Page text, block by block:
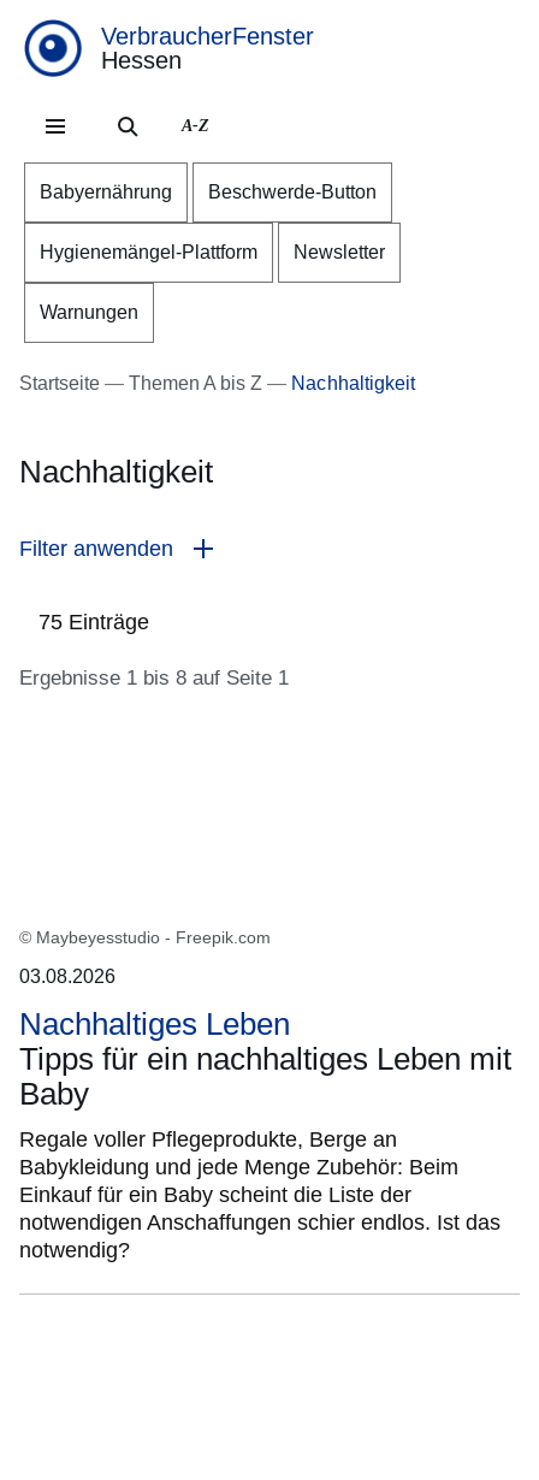
VerbraucherFenster
Hessen
A-Z
Babyernährung Beschwerde-Button
Hygienemängel-Plattform Newsletter
Warnungen
Startseite Themen A bis Z Nachhaltigkeit
Nachhaltigkeit
Filter anwenden
75 Einträge
Ergebnisse 1 bis 8 auf Seite 1
Seite
1
© Maybeyesstudio - Freepik.com
03.08.2026
Nachhaltiges Leben
Tipps für ein nachhaltiges Leben mit
Baby
Regale voller Pflegeprodukte, Berge an
Babykleidung und jede Menge Zubehör: Beim
Einkauf für ein Baby scheint die Liste der
notwendigen Anschaffungen schier endlos. Ist das
notwendig?